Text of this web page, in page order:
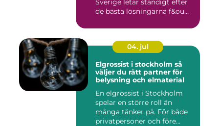
Sverige letar ständigt efter
de bästa lösningarna f&ou...
04. jul
Elgrossist i stockholm så
väljer du rätt partner för
belysning och elmaterial
En elgrossist i Stockholm
spelar en större roll än
många tänker på. För både
privatpersoner och före...